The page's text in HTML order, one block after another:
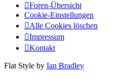
Foren-Übersicht
Cookie-Einstellungen
Alle Cookies löschen
Impressum
Kontakt
Flat Style by Ian Bradley